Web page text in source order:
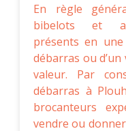
En règle
bibelots et
présents en
débarras ou
valeur. Par
débarras à
brocanteurs
vendre ou